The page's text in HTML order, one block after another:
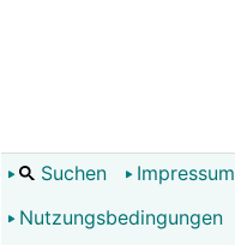
Suchen Impressum
Nutzungsbedingungen